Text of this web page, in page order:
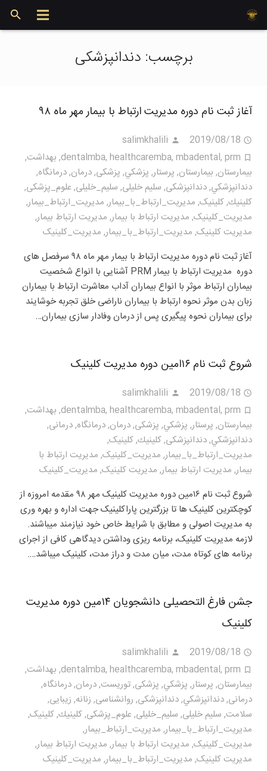
برچسب: دندانپزشکی
آغاز ثبت نام دوره مدیریت ارتباط با بیمار مهر ماه ۹۸
2019/08/18
salimkhalili
dentalmba, healthcaremba, mbadental, prm
, بهداشت,
بيمارستان, بیمارستان, پرستار, پزشكي, پزشکی,درمان,درمانگاه,
دندانپزشكي,دندانپزشکی, سلیم خلیلی, سلیم_خلیلی, علوم_پزشکی,
كلينيك,کلینیک, مديريت_ارتباط_با_بيمار, مديريت_ارتباط_بیمار,
مديريت_كلينيک, مدیریت ارتباط با بیمار, مدیریت ارتباط بیمار,
مدیریت کلینیک, مدیریت_ارتباط_با_بیمار, مدیریت_کلینیک
آغاز ثبت نام دوره مدیریت ارتباط با بیمار مهر ماه ۹۸ سرفصل های
دوره مدیریت ارتباط با بیمار PRM آشنایی با انواع شخصیت
بیماران ارتباط موثر با انواع بیماران آداب معاشرت ارتباط با بیماران
زبان بدن موثر نحوه ارتباط با بیماران ناراضی خلق تجربه خوشایند
برای بیماران نحوه پیگیری پس از درمان وفادار سازی بیماران…
شروع ثبت نام ۱۶امین دوره مدیریت کلینیک
2019/08/18
salimkhalili
dentalmba, healthcaremba, mbadental, prm
, بهداشت,
بيمارستان, پرستار, پزشكي, پزشکی,درمان,درمانگاه,درمانی,
دندانپزشكي,دندانپزشکی,كلينيك,کلینیک,
مديريت_ارتباط_با_بيمار, مديريت_كلينيک, مدیریت ارتباط با
بیمار, مدیریت ارتباط بیمار, مدیریت کلینیک, مدیریت_کلینیک
شروع ثبت نام ۱۶مین دوره مدیریت کلینیک مهر ۹۸ مقدمه امروزه از
کوچکترین کلینیک ها تا بزرگترین پاراکلینیک جهت اداره و بهره وری
به مدیریت اصولی و مطابق با شرایط خاص خود نیازمند میباشند.
لازمه مدیریت کلینیک، برنامه ریزی وداشتن دیدگاهی کافی از اجرای
برنامه های کوتاه مدت، میان مدت و دراز مدت، کلینیک میباشد….
جشن فارغ التحصیلی دانشجویان ۱۴مین دوره مدیریت
کلینیک
2019/08/18
salimkhalili
dentalmba, healthcaremba, mbadental, prm
, بهداشت,
بيمارستان, پرستار, پزشكي, پزشکی,توریست,درمان,درمانگاه,
درمانی,دندانپزشكي,دندانپزشکی, روانشناسی, زنانه, زیبایی,
سلامت, سلیم خلیلی, سلیم_خلیلی, علوم_پزشکی,كلينيك,کلینیک,
مديريت_ارتباط_با_بيمار, مديريت_ارتباط_بیمار,
مديريت_كلينيک, مدیریت ارتباط با بیمار, مدیریت ارتباط بیمار,
مدیریت کلینیک, مدیریت_ارتباط_با_بیمار, مدیریت_کلینیک